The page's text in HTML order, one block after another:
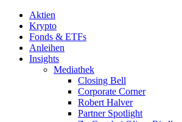
Aktien
Krypto
Fonds & ETFs
Anleihen
Insights
Mediathek
Closing Bell
Corporate Corner
Robert Halver
Partner Spotlight